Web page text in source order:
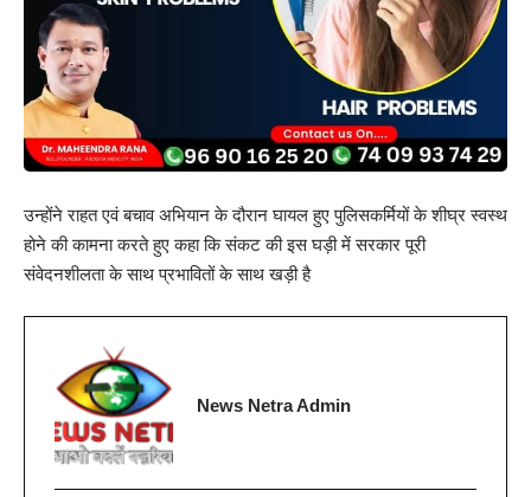
उन्होंने राहत एवं बचाव अभियान के दौरान घायल हुए पुलिसकर्मियों के शीघ्र स्वस्थ
होने की कामना करते हुए कहा कि संकट की इस घड़ी में सरकार पूरी
संवेदनशीलता के साथ प्रभावितों के साथ खड़ी है
News Netra Admin